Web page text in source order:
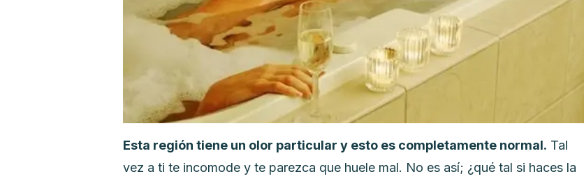
Esta región tiene un olor particular y esto es completamente normal. Tal
vez a ti te incomode y te parezca que huele mal. No es así; ¿qué tal si haces la